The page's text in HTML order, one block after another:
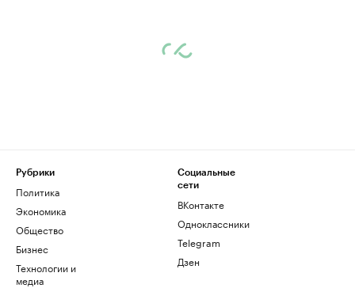
Рубрики
Политика
Экономика
Общество
Бизнес
Технологии и
медиа
Социальные
сети
ВКонтакте
Одноклассники
Telegram
Дзен